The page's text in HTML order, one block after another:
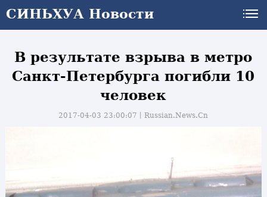
СИНЬХУА Новости
В результате взрыва в метро
Санкт-Петербурга погибли 10
человек
2017-04-03 23:00:07丨Russian.News.Cn